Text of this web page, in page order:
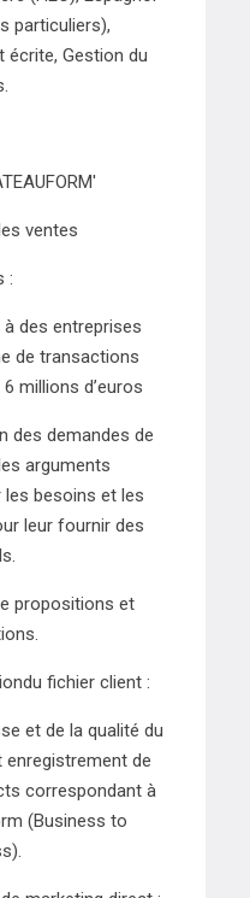
particuliers),
écrite, Gestion du
ventes
:
des entreprises
de transactions
millions d’euros
des demandes de
arguments
besoins et les
leur fournir des
propositions et
fichier client :
et de la qualité du
de
correspondant à
(Business to